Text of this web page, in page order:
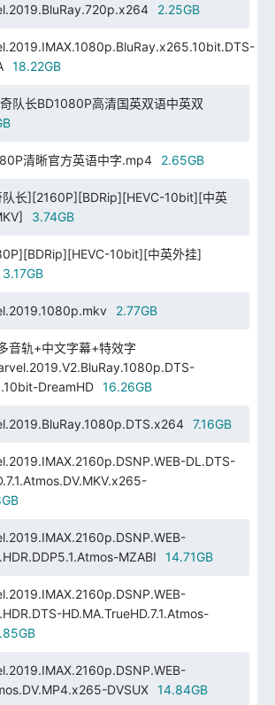
2.25GB
18.22GB
队长BD1080P高清国英双语中英双
清晰官方英语中字.mp4 2.65GB
队长][2160P][BDRip][HEVC-10bit][中英
3.74GB
10bit][中英外挂]
3.17GB
2.77GB
音轨+中文字幕+特效字
DreamHD
16.26GB
7.16GB
DL.DTS-
MZABI
14.71GB
HD.MA.TrueHD.7.1.Atmos-
DVSUX
14.84GB